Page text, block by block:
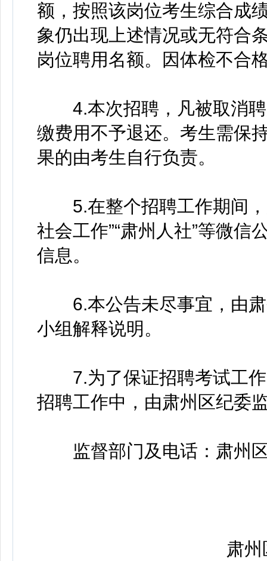
额，按照该岗位考生综合成
象仍出现上述情况或无符合
岗位聘用名额。因体检不合
4.本次招聘，凡被取消聘
缴费用不予退还。考生需保
果的由考生自行负责。
5.在整个招聘工作期间，
社会工作”“肃州人社”等微
信息。
6.本公告未尽事宜，由肃
小组解释说明。
7.为了保证招聘考试工作
招聘工作中，由肃州区纪委
监督部门及电话：肃州区
肃州区